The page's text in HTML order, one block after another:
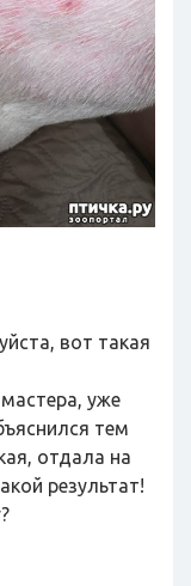
вот такая
уже
тем
отдала на
результат!